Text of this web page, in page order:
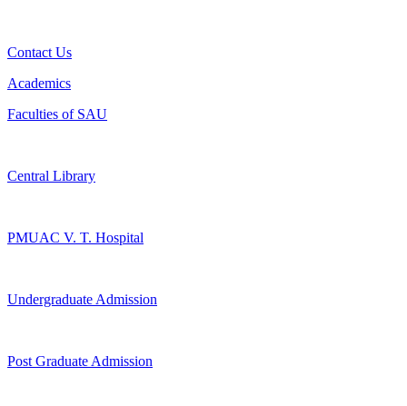
Contact Us
Academics
Faculties of SAU
Central Library
PMUAC V. T. Hospital
Undergraduate Admission
Post Graduate Admission